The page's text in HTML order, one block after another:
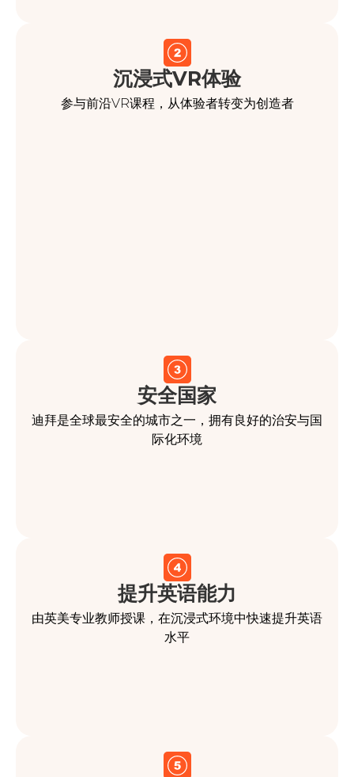
沉浸式VR体验
参与前沿VR课程，从体验者转变为创造者
安全国家
迪拜是全球最安全的城市之一，拥有良好的治安与国
际化环境
提升英语能力
由英美专业教师授课，在沉浸式环境中快速提升英语
水平